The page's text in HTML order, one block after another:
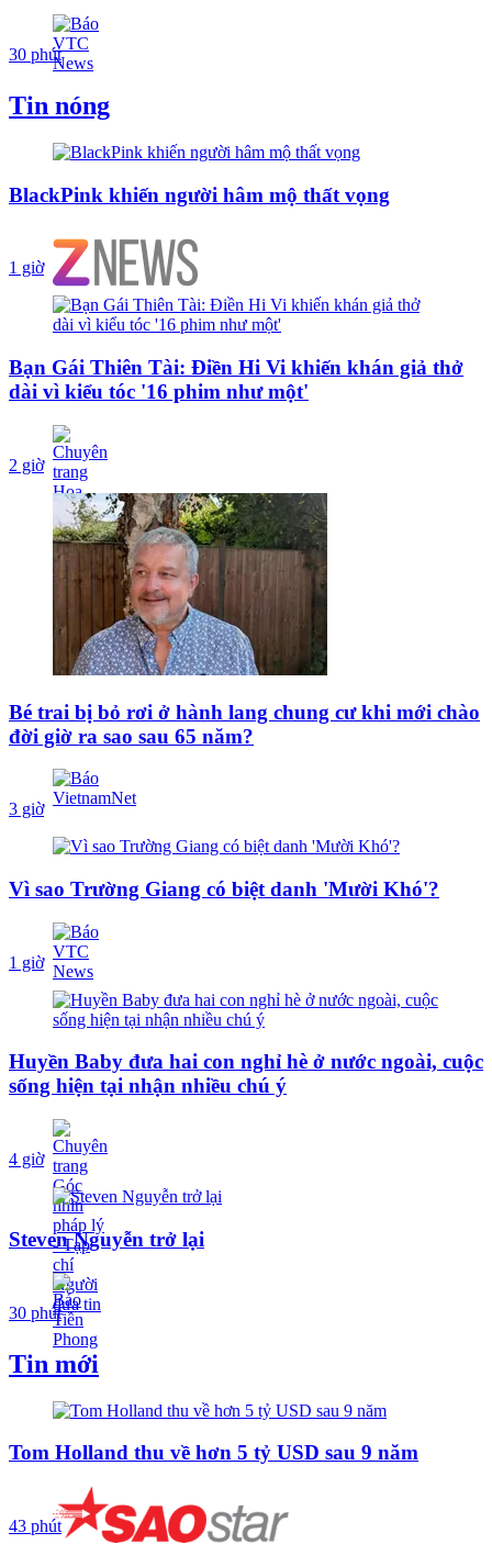
30 phút
Tin nóng
BlackPink khiến người hâm mộ thất vọng
1 giờ
Bạn Gái Thiên Tài: Điền Hi Vi khiến khán giả thở
dài vì kiểu tóc '16 phim như một'
2 giờ
Bé trai bị bỏ rơi ở hành lang chung cư khi mới chào
đời giờ ra sao sau 65 năm?
3 giờ
Vì sao Trường Giang có biệt danh 'Mười Khó'?
1 giờ
Huyền Baby đưa hai con nghỉ hè ở nước ngoài, cuộc
sống hiện tại nhận nhiều chú ý
4 giờ
Steven Nguyễn trở lại
30 phút
Tin mới
Tom Holland thu về hơn 5 tỷ USD sau 9 năm
43 phút